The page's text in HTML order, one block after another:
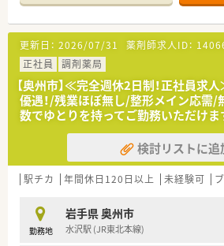
【募集背景と求める人物像について】
■今回は事業の引き継ぎに伴う現管理
として活躍いただける方を急募しており
■周囲とのチームワークを大切にしな
化に協力して取り組める方を歓迎いた
■将来的な独立を目指す方や、現場感
局管理のスキルを磨きたい方に最適な
【法人特徴について】
■宮城県と岩手県を中心に調剤薬局を4
体では約20店舗を運営する安定した法
■代表取締役自身が薬剤師免許を保有
■全店舗において最新の機材を積極的
負担軽減と業務の効率化を推進し続け
更新日： 2026/07/31 薬剤師求人ID：
正社員
調剤薬局
【奥州市】≪完全週休2日制！正社員
優遇！/残業ほぼ無し/整形メイン応需/
数でゆとりを持ってご勤務いただけま
検討リストに追
駅チカ 年間休日120日以上 未経験可
勤務地
岩手県 奥州市
水沢駅 (JR東北本線)